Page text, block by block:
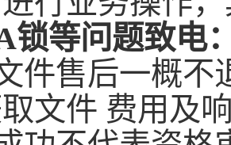
锁等问题致电
件售后一概不
文件 费用及